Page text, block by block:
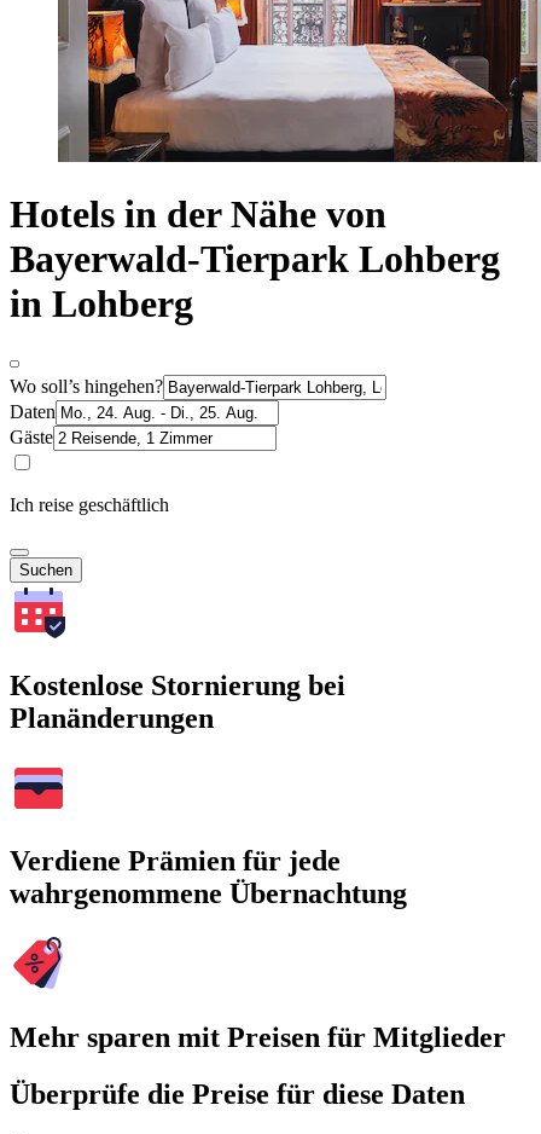
Hotels in der Nähe von
Bayerwald-Tierpark Lohberg
in Lohberg
Wo soll’s hingehen?
Daten
Gäste
Ich reise geschäftlich
Suchen
Kostenlose Stornierung bei
Planänderungen
Verdiene Prämien für jede
wahrgenommene Übernachtung
Mehr sparen mit Preisen für Mitglieder
Überprüfe die Preise für diese Daten